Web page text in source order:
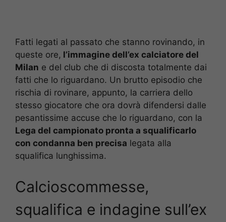
Fatti legati al passato che stanno rovinando, in
queste ore, l’immagine dell’ex calciatore del
Milan e del club che di discosta totalmente dai
fatti che lo riguardano. Un brutto episodio che
rischia di rovinare, appunto, la carriera dello
stesso giocatore che ora dovrà difendersi dalle
pesantissime accuse che lo riguardano, con la
Lega del campionato pronta a squalificarlo
con condanna ben precisa legata alla
squalifica lunghissima.
Calcioscommesse,
squalifica e indagine sull’ex